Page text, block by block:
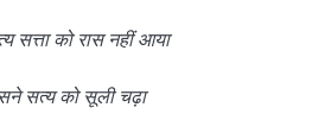
सत्ता को रास नहीं आया
सत्य को सूली चढ़ा